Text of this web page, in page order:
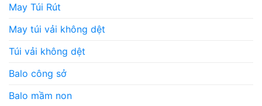
May Túi Rút
May túi vải không dệt
Túi vải không dệt
Balo công sở
Balo mầm non